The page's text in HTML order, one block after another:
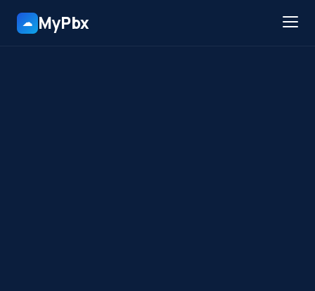
☁ MyPbx